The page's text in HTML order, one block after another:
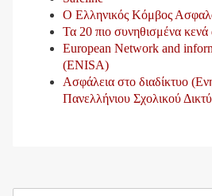
Ο Ελληνικός Κόμβος
Τα 20 πιο συνηθισμένα κενά
European Network and
(ENISA)
Ασφάλεια στο διαδίκτυο
Πανελλήνιου Σχολικού